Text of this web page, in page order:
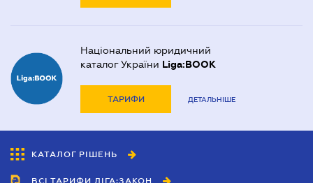
Національний юридичний
каталог України Liga:BOOK
ТАРИФИ ДЕТАЛЬНІШЕ
КАТАЛОГ РІШЕНЬ
ВСІ ТАРИФИ ЛІГА:ЗАКОН